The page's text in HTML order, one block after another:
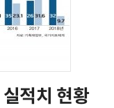
적치 현황